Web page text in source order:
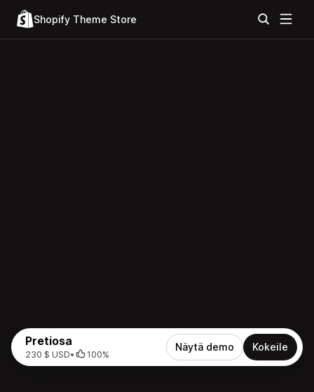
Shopify Theme Store
Pretiosa
230 $ USD• 100%
Näytä demo Kokeile